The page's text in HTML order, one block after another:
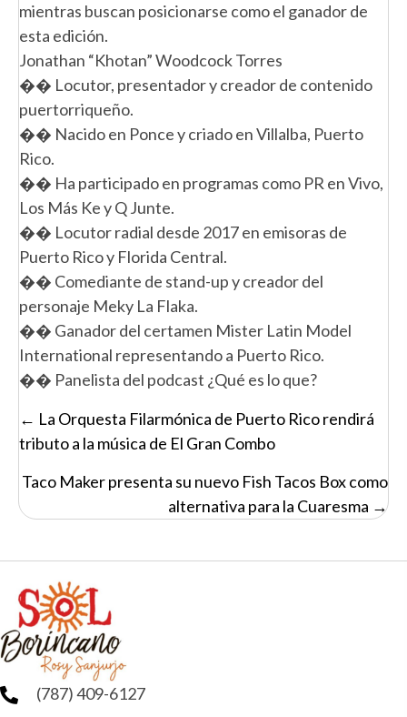
mientras buscan posicionarse como el ganador de
esta edición.
Jonathan “Khotan” Woodcock Torres
�� Locutor, presentador y creador de contenido
puertorriqueño.
�� Nacido en Ponce y criado en Villalba, Puerto
Rico.
�� Ha participado en programas como PR en Vivo,
Los Más Ke y Q Junte.
��️ Locutor radial desde 2017 en emisoras de
Puerto Rico y Florida Central.
�� Comediante de stand-up y creador del
personaje Meky La Flaka.
�� Ganador del certamen Mister Latin Model
International representando a Puerto Rico.
�� Panelista del podcast ¿Qué es lo que?
Posts
navigation
← La Orquesta Filarmónica de Puerto Rico rendirá
tributo a la música de El Gran Combo
Taco Maker presenta su nuevo Fish Tacos Box como
alternativa para la Cuaresma →
(787) 409-6127